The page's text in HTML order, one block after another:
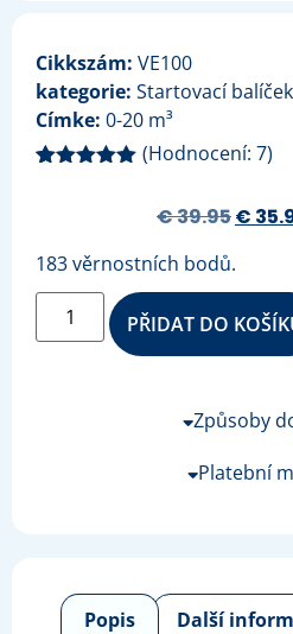
Cikkszám: VE100
kategorie: Startovací balíček
Címke: 0-20 m³
zákazníků
(Hodnocení:7)
€39.95€
183 věrnostních bodů.
PŘIDAT DO
Způsoby
Platební
Popis
Další